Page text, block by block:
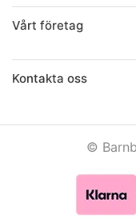
Vårt företag
Kontakta oss
©